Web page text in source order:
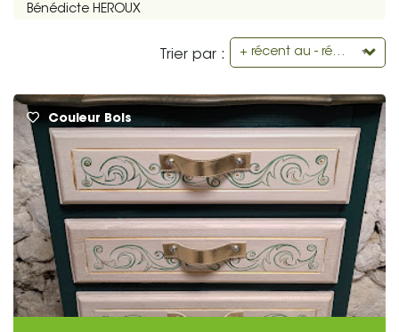
Bénédicte HEROUX
Trier par : + récent au - récent
Couleur Bois